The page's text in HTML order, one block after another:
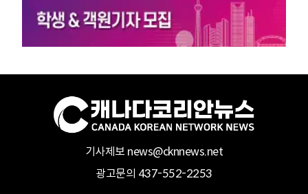
기사제보 news@cknnews.net
광고문의 437-552-2253